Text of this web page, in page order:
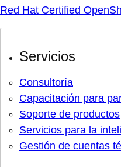
Red Hat Certified
Servicios
Consultoría
Capacitación para
Soporte de productos
Servicios para la
Gestión de cuentas